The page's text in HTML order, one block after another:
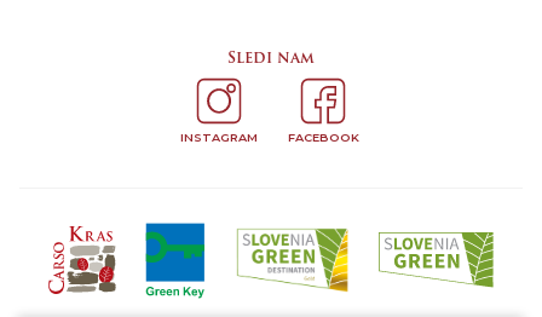
Sledi nam
INSTAGRAM FACEBOOK